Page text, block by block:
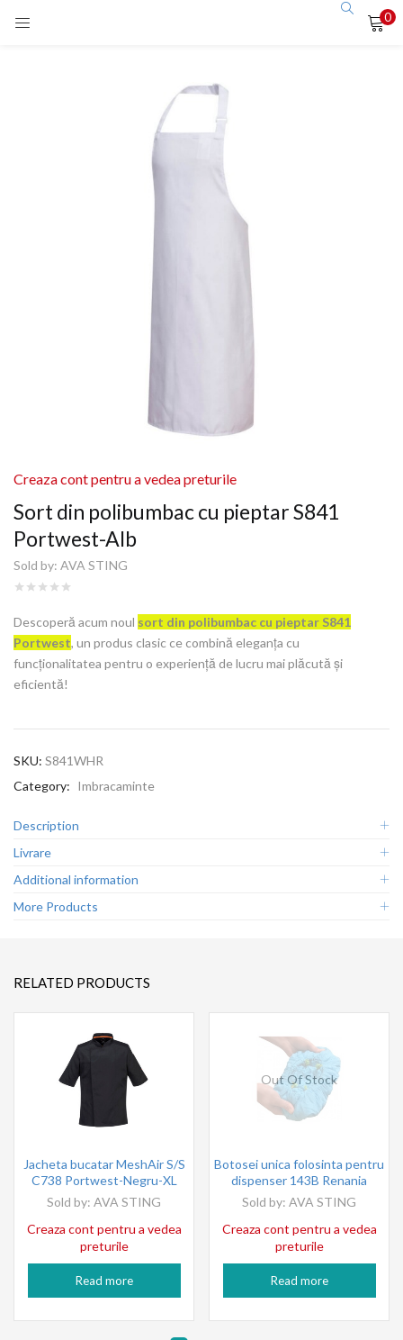
0
Sort din polibumbac cu pieptar S841
Portwest-Alb
Sold by: AVA STING
Creaza cont pentru a vedea preturile
Descoperă acum noul sort din polibumbac cu pieptar S841
Portwest, un produs clasic ce combină eleganța cu
funcționalitatea pentru o experiență de lucru mai plăcută și
eficientă!
SKU: S841WHR
Category: Imbracaminte
Description
Livrare
Additional information
More Products
RELATED PRODUCTS
Jacheta bucatar MeshAir S/S
C738 Portwest-Negru-XL
Sold by: AVA STING
Creaza cont pentru a vedea
preturile
Read more
Out Of Stock
Botosei unica folosinta pentru
dispenser 143B Renania
Sold by: AVA STING
Creaza cont pentru a vedea
preturile
Read more
Enter your username and password to login.